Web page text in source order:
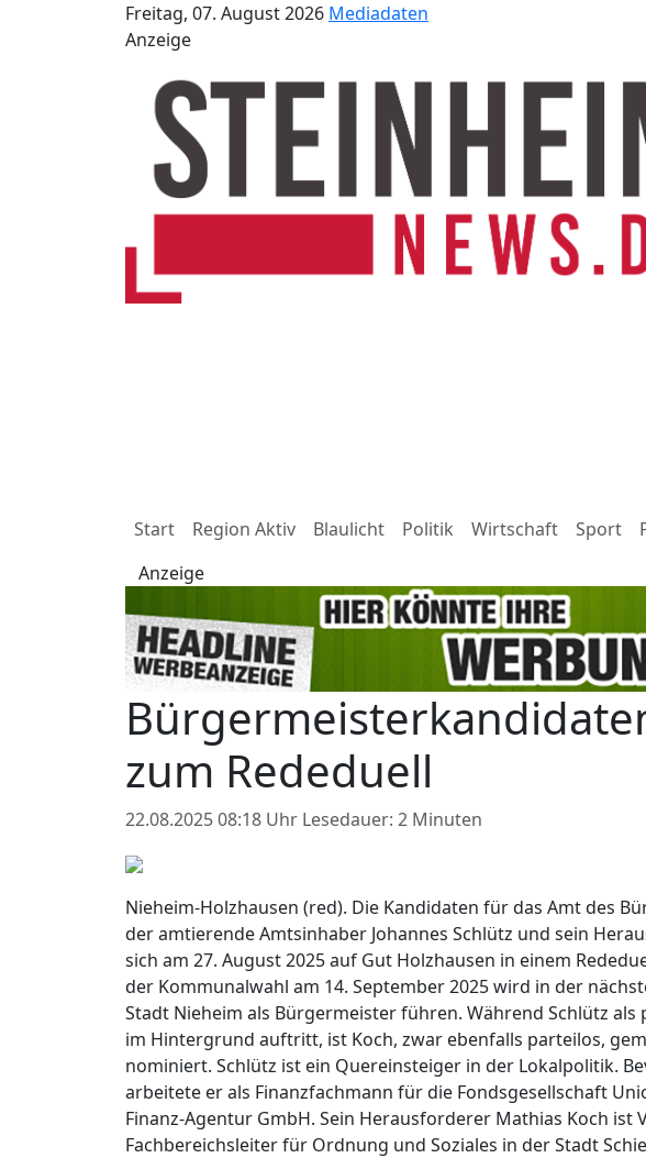
Freitag, 07. August 2026 Mediadaten
Anzeige
Start Region Aktiv Blaulicht Politik Wirtschaft Sport
Anzeige
zum Rededuell
22.08.2025 08:18 Uhr Lesedauer: 2 Minuten
Nieheim-Holzhausen (red). Die Kandidaten für das Amt des
der amtierende Amtsinhaber Johannes Schlütz und sein
sich am 27. August 2025 auf Gut Holzhausen in einem
der Kommunalwahl am 14. September 2025 wird in der
Stadt Nieheim als Bürgermeister führen. Während Schlütz
im Hintergrund auftritt, ist Koch, zwar ebenfalls parteilos,
nominiert. Schlütz ist ein Quereinsteiger in der Lokalpolitik.
arbeitete er als Finanzfachmann für die Fondsgesellschaft
Finanz-Agentur GmbH. Sein Herausforderer Mathias Koch
Fachbereichsleiter für Ordnung und Soziales in der Stadt